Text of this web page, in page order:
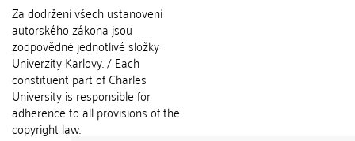
Za dodržení všech ustanovení
autorského zákona jsou
zodpovědné jednotlivé složky
Univerzity Karlovy. / Each
constituent part of Charles
University is responsible for
adherence to all provisions of the
copyright law.